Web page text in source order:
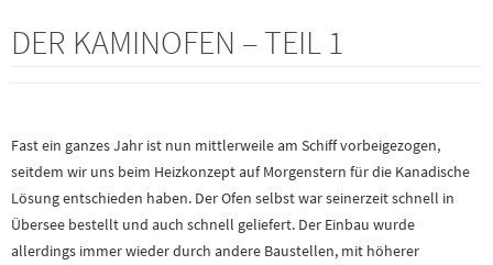
DER KAMINOFEN – TEIL 1
Fast ein ganzes Jahr ist nun mittlerweile am Schiff vorbeigezogen,
seitdem wir uns beim Heizkonzept auf Morgenstern für die Kanadische
Lösung entschieden haben. Der Ofen selbst war seinerzeit schnell in
Übersee bestellt und auch schnell geliefert. Der Einbau wurde
allerdings immer wieder durch andere Baustellen, mit höherer